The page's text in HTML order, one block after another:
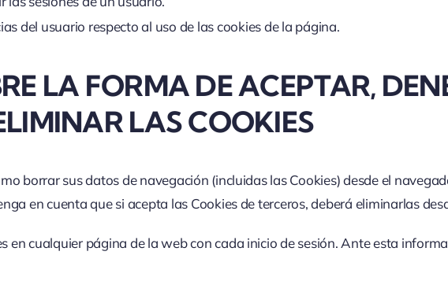
del usuario respecto al uso de las cookies de la página.
LA FORMA DE ACEPTAR,
LAS COOKIES
borrar sus datos de navegación (incluidas las Cookies) desde el
en cuenta que si acepta las Cookies de terceros, deberá eliminarlas
cualquier página de la web con cada inicio de sesión. Ante esta